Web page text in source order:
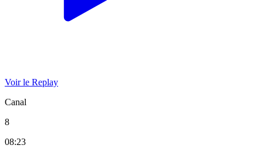
Voir le Replay
Canal
8
08:23